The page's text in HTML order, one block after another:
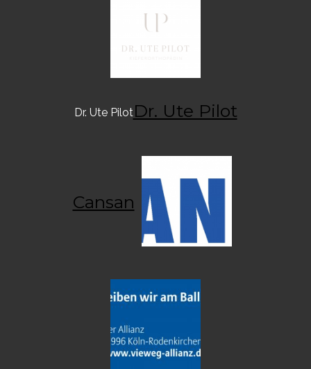
Dr. Ute Pilot
Dr. Ute Pilot
Cansan